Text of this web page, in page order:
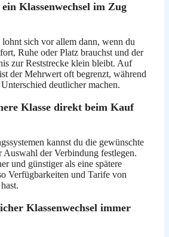
Klassenwechsel im Zug
sich vor allem dann, wenn du
Ruhe oder Platz brauchst und der
zur Reststrecke klein bleibt. Auf
der Mehrwert oft begrenzt, während
deutlicher machen.
Klasse direkt beim Kauf
kannst du die gewünschte
Auswahl der Verbindung festlegen.
und günstiger als eine spätere
Verfügbarkeiten und Tarife von
Klassenwechsel immer